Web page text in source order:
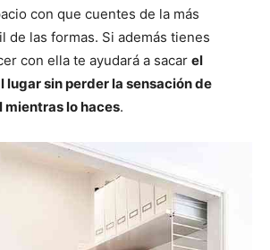
con que cuentes de la más
de las formas. Si además tienes
con ella te ayudará a sacar el
lugar sin perder la sensación de
lo haces.